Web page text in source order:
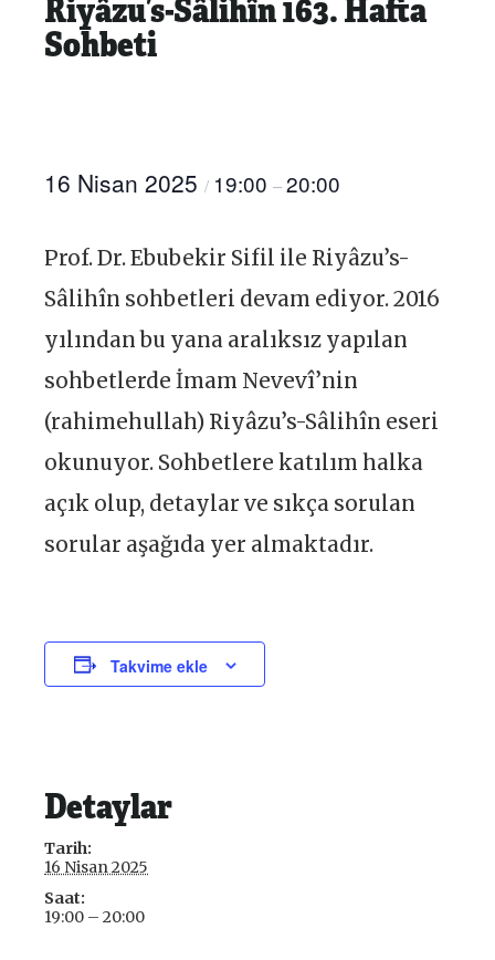
Sohbeti
16 Nisan 2025/ 19:00–20:00
Prof. Dr. Ebubekir Sifil ile Riyâzu’s-
Sâlihîn sohbetleri devam ediyor. 2016
yılından bu yana aralıksız yapılan
sohbetlerde İmam Nevevî’nin
(rahimehullah) Riyâzu’s-Sâlihîn eseri
okunuyor. Sohbetlere katılım halka
açık olup, detaylar ve sıkça sorulan
sorular aşağıda yer almaktadır.
Takvime ekle
Detaylar
Tarih:
16 Nisan 2025
Saat:
19:00 – 20:00